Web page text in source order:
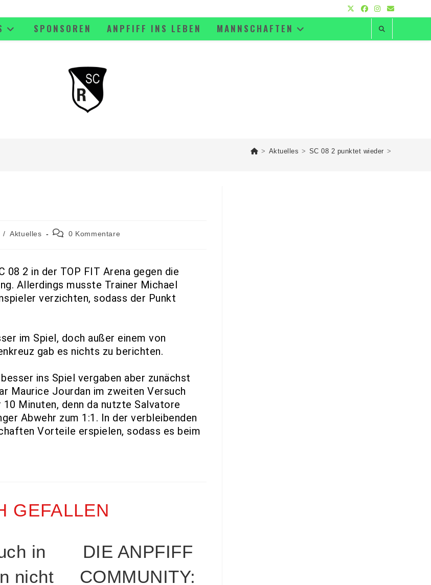
SPONSOREN ANPFIFF INS LEBEN MANNSCHAFTEN
> Aktuelles > SC 08 2 punktet wieder >
/ Aktuelles 0 Kommentare
08 2 in der TOP FIT Arena gegen die
Allerdings musste Trainer Michael
verzichten, sodass der Punkt
im Spiel, doch außer einem von
gab es nichts zu berichten.
ins Spiel vergaben aber zunächst
Maurice Jourdan im zweiten Versuch
Minuten, denn da nutzte Salvatore
Abwehr zum 1:1. In der verbleibenden
Vorteile erspielen, sodass es beim
GEFALLEN
in
nicht
DIE ANPFIFF
COMMUNITY: